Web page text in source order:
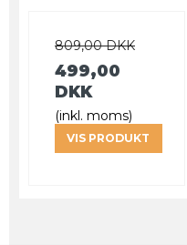
809,00 DKK
499,00
DKK
(inkl. moms)
VIS PRODUKT